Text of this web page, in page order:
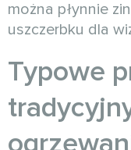
można płynnie
uszczerbku dla
Typowe